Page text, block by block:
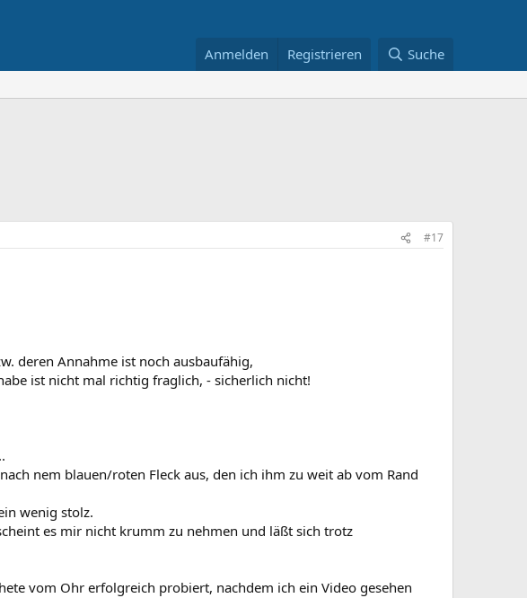
Anmelden Registrieren Suche
#17
deren Annahme ist noch ausbaufähig,
ist nicht mal richtig fraglich, - sicherlich nicht!
nem blauen/roten Fleck aus, den ich ihm zu weit ab vom Rand
wenig stolz.
es mir nicht krumm zu nehmen und läßt sich trotz
vom Ohr erfolgreich probiert, nachdem ich ein Video gesehen